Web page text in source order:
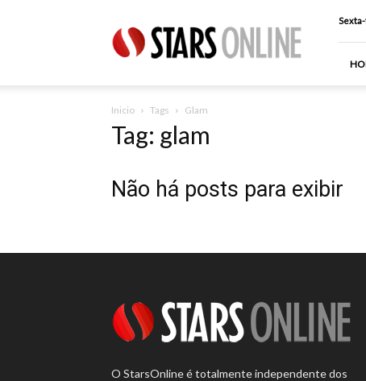
Online
Inicio Tags Glam
Tag: glam
Não há posts para exibir
O StarsOnline é totalmente independente dos